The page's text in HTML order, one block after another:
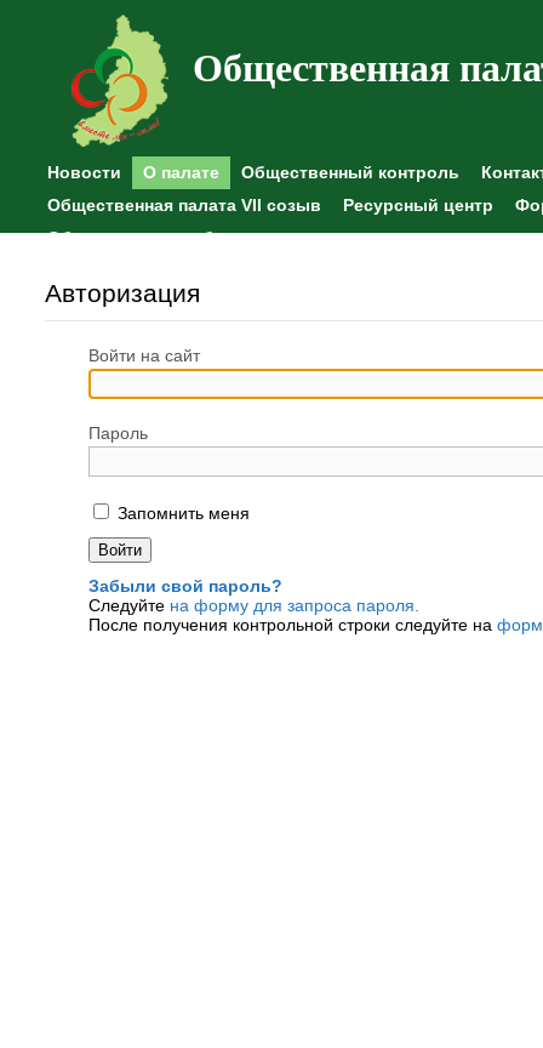
Общественная
Новости О палате Общественный контроль
Общественная палата VII созыв
Ресурсный центр
Общественные наблюдения
Авторизация
Войти на сайт
Пароль
Запомнить меня
Забыли свой пароль?
Следуйте на форму для запроса пароля.
После получения контрольной строки следуйте на